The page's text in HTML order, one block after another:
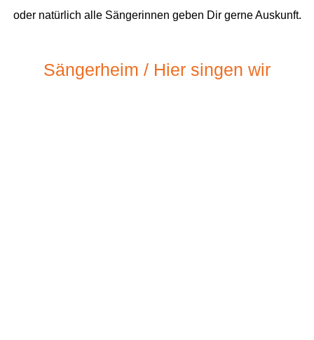
oder natürlich alle Sängerinnen geben Dir gerne Auskunft.
Sängerheim / Hier singen wir